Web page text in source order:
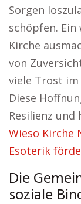
Sorgen
schöpfen.
Kirche
von
viele Trost im
Diese
Resilienz
Wieso Kirche
Esoterik
Die
soziale